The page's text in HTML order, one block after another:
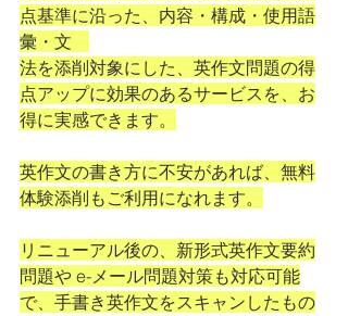
点基準に沿った、内容・構成・使用語
彙・文
法を添削対象にした、英作文問題の得
点アップに効果のあるサービスを、お
得に実感できます。
英作文の書き方に不安があれば、無料
体験添削もご利用になれます。
リニューアル後の、新形式英作文要約
問題や e-メール問題対策も対応可能
で、手書き英作文をスキャンしたもの